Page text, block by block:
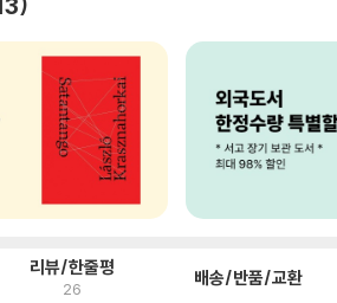
리뷰/한줄평
26 배송/반품/교환